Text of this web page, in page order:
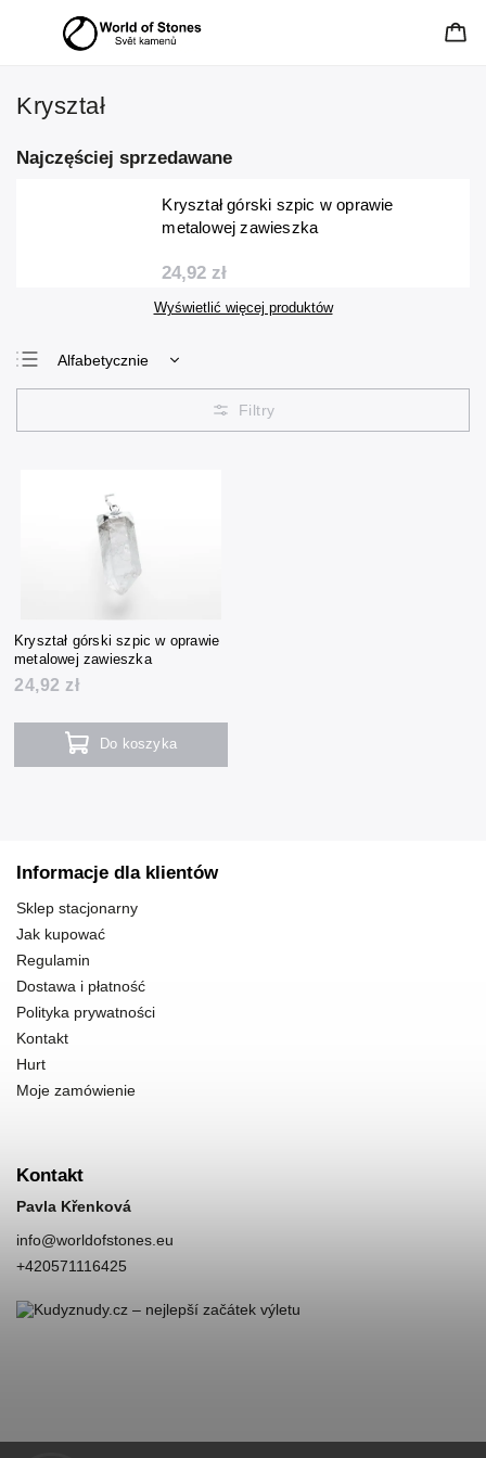
Kryształ
Najczęściej sprzedawane
Kryształ górski szpic w oprawie
metalowej zawieszka
24,92 zł
Wyświetlić więcej produktów
Alfabetycznie
Najtańsze
Najdroższe
Kryształ górski szpic w oprawie
metalowej zawieszka
24,92 zł
Do koszyka
Informacje dla klientów
Sklep stacjonarny
Jak kupować
Regulamin
Dostawa i płatność
Polityka prywatności
Kontakt
Hurt
Moje zamówienie
Kontakt
Pavla Křenková
info@worldofstones.eu
+420571116425